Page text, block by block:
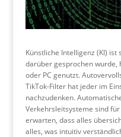
Künstliche Intelligenz (KI)
darüber gesprochen wurde,
oder PC genutzt.
TikTok-Filter hat jeder im
nachzudenken.
Verkehrsleitsysteme sind
erwarten, dass alles
alles, was intuitiv